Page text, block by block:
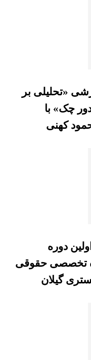
«تحلیلی بر
صدور چک» با
کهنی
دوره
تخصصی حقوقی
گیلان